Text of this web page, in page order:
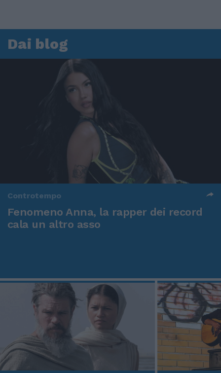
Dai blog
Controtempo
Fenomeno Anna, la rapper dei record
cala un altro asso